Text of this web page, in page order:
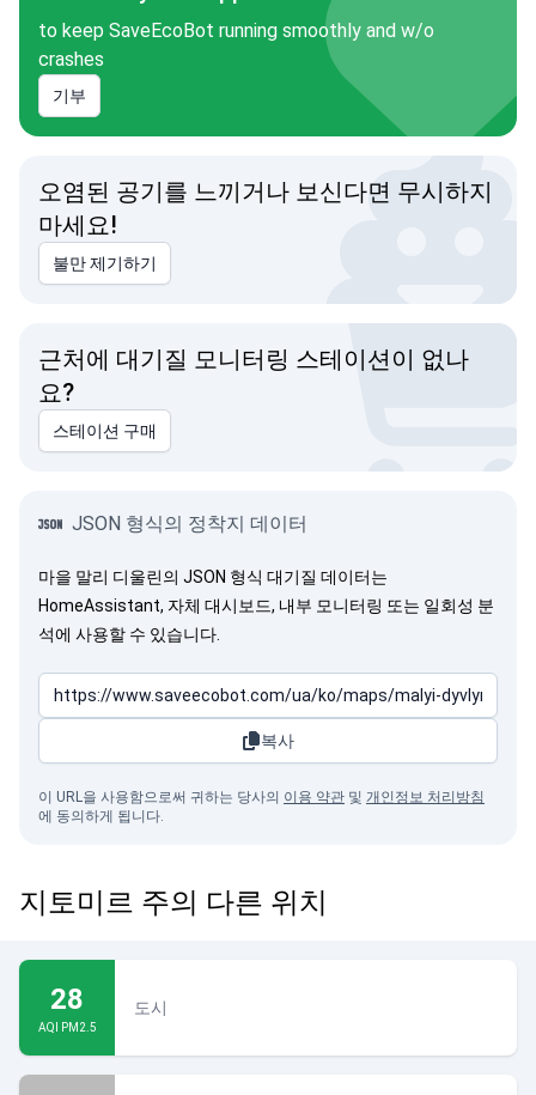
to keep SaveEcoBot running smoothly and w/o
crashes
기부
오염된 공기를 느끼거나 보신다면 무시하지
마세요!
불만 제기하기
근처에 대기질 모니터링 스테이션이 없나
요?
스테이션 구매
JSON 형식의 정착지 데이터
마을 말리 디울린의 JSON 형식 대기질 데이터는
HomeAssistant, 자체 대시보드, 내부 모니터링 또는 일회성 분
석에 사용할 수 있습니다.
복사
이 URL을 사용함으로써 귀하는 당사의 이용 약관 및 개인정보 처리방침
에 동의하게 됩니다.
지토미르 주의 다른 위치
28
AQI PM2.5
도시